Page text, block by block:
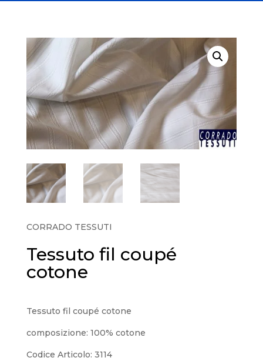
CORRADO TESSUTI
Tessuto fil coupé
cotone
Tessuto fil coupé cotone
composizione: 100% cotone
Codice Articolo: 3114